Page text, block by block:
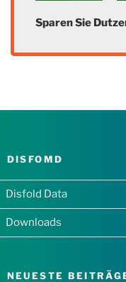
Sparen Sie
DISFOMD
Disfold Data
Downloads
NEUESTE